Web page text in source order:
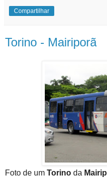
Compartilhar
Torino - Mairiporã
Foto de um Torino da